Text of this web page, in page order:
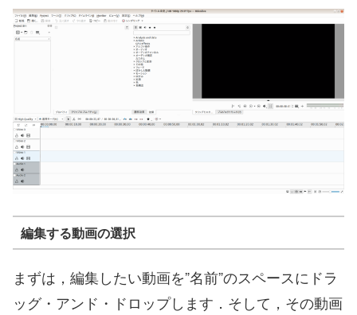
編集する動画の選択
まずは，編集したい動画を”名前”のスペースにドラ
ッグ・アンド・ドロップします．そして，その動画